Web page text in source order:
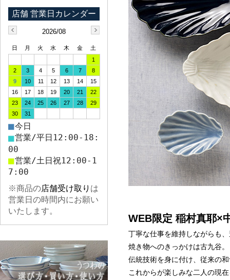
WEB限定 稲村真耶×
丁寧な仕事を維持しながらも
焼き物へのきっかけは古九谷。
伝統技術を身に付け、従来の
これからが楽しみな二人の現
2026/08
日 月 火 水 木 金
土
1
2
3 4 5 6 7
8
9
10 11 12 13 14
15
16
17 18 19 20 21
22
23
24 25 26 27 28
29
30
31
■今日
■営業/平日12:00-18:
00
■営業/土日祝12:00-1
7:00
※商品の店舗受け取り は
営業日の時間内にお願い
いたします。